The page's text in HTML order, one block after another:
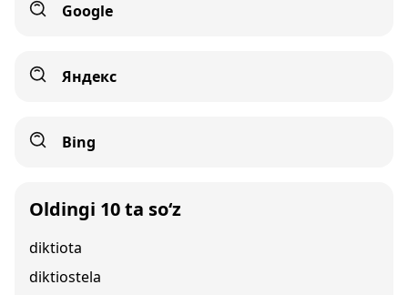
Google
Яндекс
Bing
Oldingi 10 ta so‘z
diktiota
diktiostela